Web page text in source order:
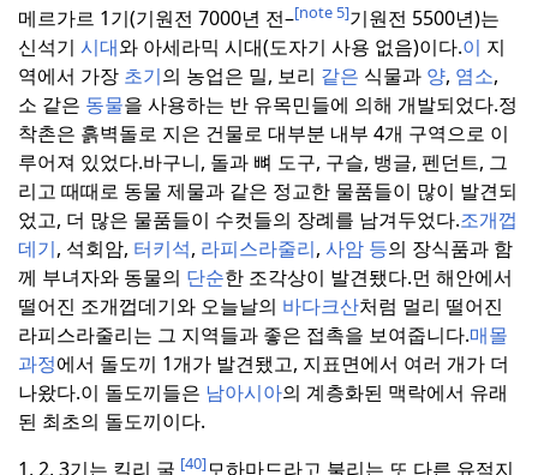
메르가르 1기(기원전 7000년 전–[note 5]기원전 5500년)는
신석기 시대와 아세라믹 시대(도자기 사용 없음)이다.이 지
역에서 가장 초기의 농업은 밀, 보리 같은 식물과 양, 염소,
소 같은 동물을 사용하는 반 유목민들에 의해 개발되었다.정
착촌은 흙벽돌로 지은 건물로 대부분 내부 4개 구역으로 이
루어져 있었다.바구니, 돌과 뼈 도구, 구슬, 뱅글, 펜던트, 그
리고 때때로 동물 제물과 같은 정교한 물품들이 많이 발견되
었고, 더 많은 물품들이 수컷들의 장례를 남겨두었다.조개껍
데기, 석회암, 터키석, 라피스라줄리, 사암 등의 장식품과 함
께 부녀자와 동물의 단순한 조각상이 발견됐다.먼 해안에서
떨어진 조개껍데기와 오늘날의 바다크산처럼 멀리 떨어진
라피스라줄리는 그 지역들과 좋은 접촉을 보여줍니다.매몰
과정에서 돌도끼 1개가 발견됐고, 지표면에서 여러 개가 더
나왔다.이 돌도끼들은 남아시아의 계층화된 맥락에서 유래
된 최초의 돌도끼이다.
1, 2, 3기는 킬리 굴 [40]모하마드라고 불리는 또 다른 유적지